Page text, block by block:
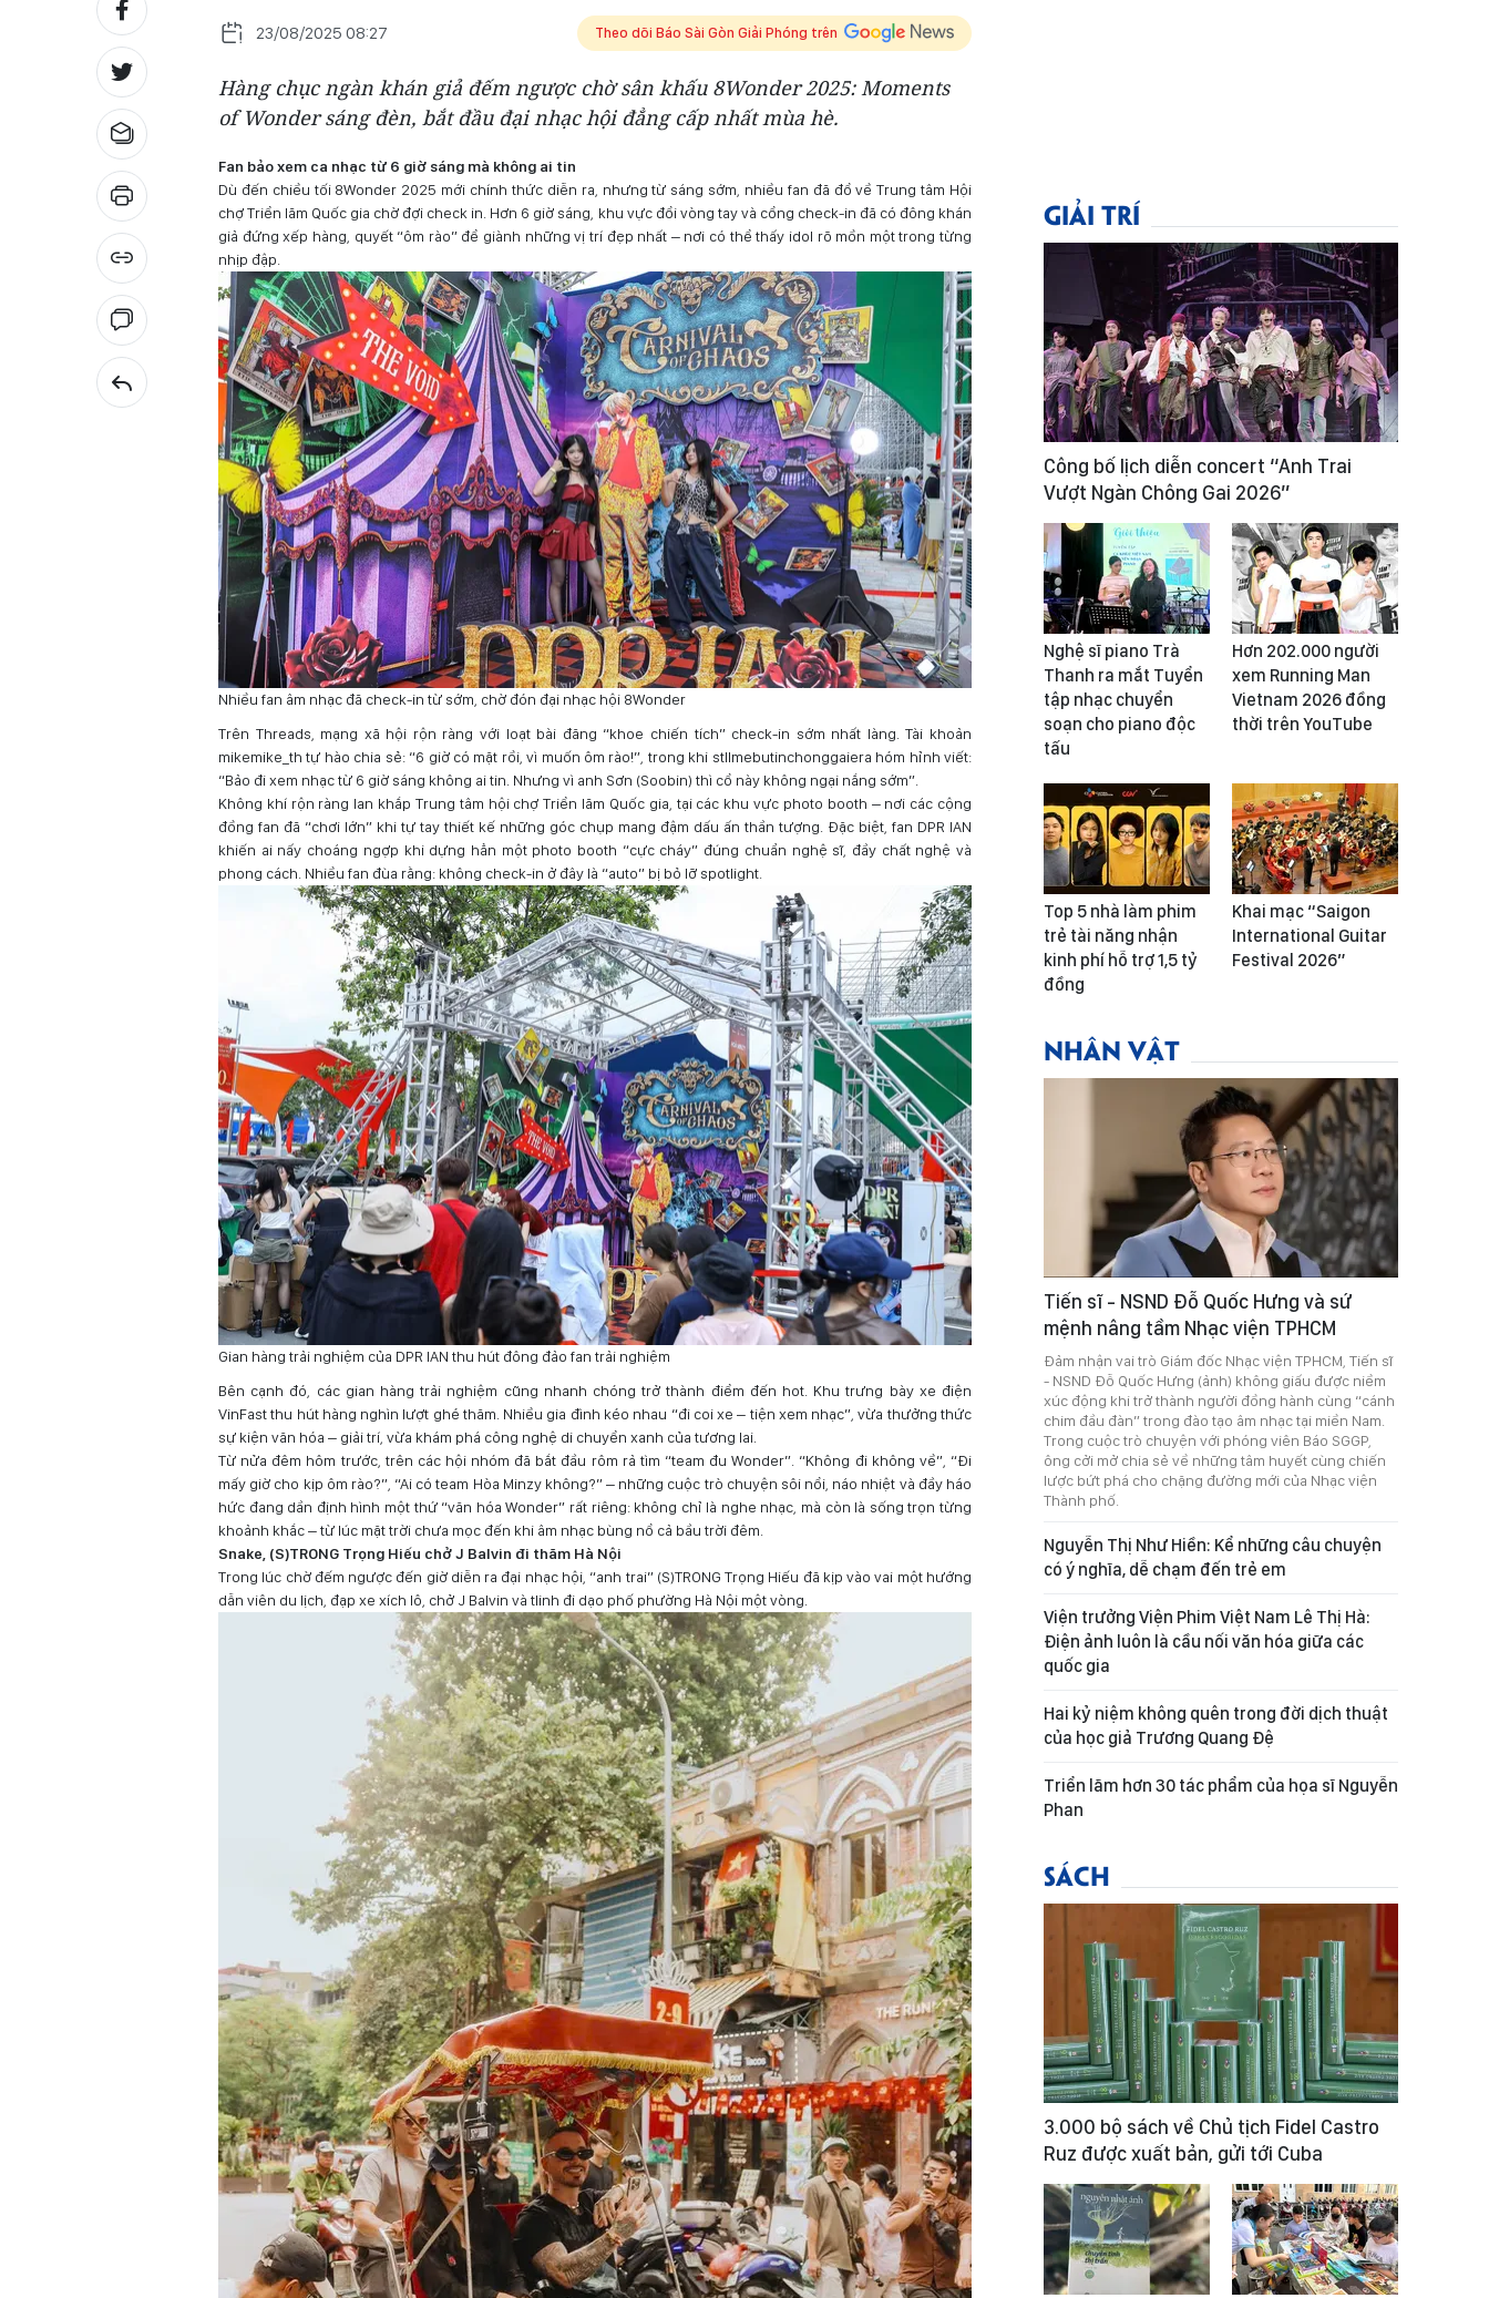
23/08/2025 08:27 Theo dõi Báo Sài Gòn Giải Phóng trên
Hàng chục ngàn khán giả đếm ngược chờ sân khấu 8Wonder 2025: Moments
of Wonder sáng đèn, bắt đầu đại nhạc hội đẳng cấp nhất mùa hè.
Fan bảo xem ca nhạc từ 6 giờ sáng mà không ai tin
Dù đến chiều tối 8Wonder 2025 mới chính thức diễn ra, nhưng từ sáng sớm, nhiều fan đã đổ về Trung tâm Hội
chợ Triển lãm Quốc gia chờ đợi check in. Hơn 6 giờ sáng, khu vực đổi vòng tay và cổng check-in đã có đông khán
giả đứng xếp hàng, quyết “ôm rào” để giành những vị trí đẹp nhất – nơi có thể thấy idol rõ mồn một trong từng
nhịp đập.
Nhiều fan âm nhạc đã check-in từ sớm, chờ đón đại nhạc hội 8Wonder
Trên Threads, mạng xã hội rộn ràng với loạt bài đăng “khoe chiến tích” check-in sớm nhất làng. Tài khoản
mikemike_th tự hào chia sẻ: “6 giờ có mặt rồi, vì muốn ôm rào!”, trong khi stllmebutinchonggaiera hóm hỉnh viết:
“Bảo đi xem nhạc từ 6 giờ sáng không ai tin. Nhưng vì anh Sơn (Soobin) thì cổ này không ngại nắng sớm”.
Không khí rộn ràng lan khắp Trung tâm hội chợ Triển lãm Quốc gia, tại các khu vực photo booth – nơi các cộng
đồng fan đã “chơi lớn” khi tự tay thiết kế những góc chụp mang đậm dấu ấn thần tượng. Đặc biệt, fan DPR IAN
khiến ai nấy choáng ngợp khi dựng hẳn một photo booth “cực cháy” đúng chuẩn nghệ sĩ, đầy chất nghệ và
phong cách. Nhiều fan đùa rằng: không check-in ở đây là “auto” bị bỏ lỡ spotlight.
Gian hàng trải nghiệm của DPR IAN thu hút đông đảo fan trải nghiệm
Bên cạnh đó, các gian hàng trải nghiệm cũng nhanh chóng trở thành điểm đến hot. Khu trưng bày xe điện
VinFast thu hút hàng nghìn lượt ghé thăm. Nhiều gia đình kéo nhau “đi coi xe – tiện xem nhạc”, vừa thưởng thức
sự kiện văn hóa – giải trí, vừa khám phá công nghệ di chuyển xanh của tương lai.
Từ nửa đêm hôm trước, trên các hội nhóm đã bắt đầu rôm rả tìm “team đu Wonder”. “Không đi không về”, “Đi
mấy giờ cho kịp ôm rào?”, “Ai có team Hòa Minzy không?” – những cuộc trò chuyện sôi nổi, náo nhiệt và đầy háo
hức đang dần định hình một thứ “văn hóa Wonder” rất riêng: không chỉ là nghe nhạc, mà còn là sống trọn từng
khoảnh khắc – từ lúc mặt trời chưa mọc đến khi âm nhạc bùng nổ cả bầu trời đêm.
Snake, (S)TRONG Trọng Hiếu chở J Balvin đi thăm Hà Nội
Trong lúc chờ đếm ngược đến giờ diễn ra đại nhạc hội, “anh trai” (S)TRONG Trọng Hiếu đã kịp vào vai một hướng
dẫn viên du lịch, đạp xe xích lô, chở J Balvin và tlinh đi dạo phố phường Hà Nội một vòng.
GIẢI TRÍ
Công bố lịch diễn concert “Anh Trai
Vượt Ngàn Chông Gai 2026”
Nghệ sĩ piano Trà
Thanh ra mắt Tuyển
tập nhạc chuyển
soạn cho piano độc
tấu
Hơn 202.000 người
xem Running Man
Vietnam 2026 đồng
thời trên YouTube
Top 5 nhà làm phim
trẻ tài năng nhận
kinh phí hỗ trợ 1,5 tỷ
đồng
Khai mạc “Saigon
International Guitar
Festival 2026”
NHÂN VẬT
Tiến sĩ - NSND Đỗ Quốc Hưng và sứ
mệnh nâng tầm Nhạc viện TPHCM
Đảm nhận vai trò Giám đốc Nhạc viện TPHCM, Tiến sĩ
- NSND Đỗ Quốc Hưng (ảnh) không giấu được niềm
xúc động khi trở thành người đồng hành cùng “cánh
chim đầu đàn” trong đào tạo âm nhạc tại miền Nam.
Trong cuộc trò chuyện với phóng viên Báo SGGP,
ông cởi mở chia sẻ về những tâm huyết cùng chiến
lược bứt phá cho chặng đường mới của Nhạc viện
Thành phố.
Nguyễn Thị Như Hiền: Kể những câu chuyện
có ý nghĩa, dễ chạm đến trẻ em
Viện trưởng Viện Phim Việt Nam Lê Thị Hà:
Điện ảnh luôn là cầu nối văn hóa giữa các
quốc gia
Hai kỷ niệm không quên trong đời dịch thuật
của học giả Trương Quang Đệ
Triển lãm hơn 30 tác phẩm của họa sĩ Nguyễn
Phan
SÁCH
3.000 bộ sách về Chủ tịch Fidel Castro
Ruz được xuất bản, gửi tới Cuba